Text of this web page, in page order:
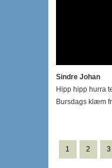
Sindre Johan
Hipp hipp hurra
Bursdags klæm
1 2 3